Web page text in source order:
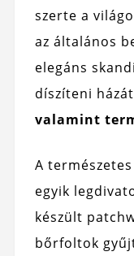
szerte a
az általános
elegáns
díszíteni
valamint
A
egyik
készült
bőrfoltok